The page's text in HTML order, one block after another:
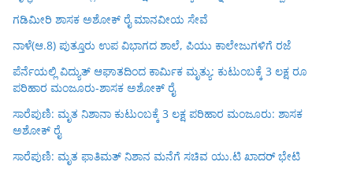
ಗಡಿಮೀರಿ ಶಾಸಕ ಅಶೋಕ್ ರೈ ಮಾನವೀಯ ಸೇವೆ
ನಾಳೆ(ಆ.8) ಪುತ್ತೂರು ಉಪ ವಿಭಾಗದ ಶಾಲೆ, ಪಿಯು ಕಾಲೇಜುಗಳಿಗೆ ರಜೆ
ಪೆರ್ನೆಯಲ್ಲಿ ವಿದ್ಯುತ್ ಆಘಾತದಿಂದ ಕಾರ್ಮಿಕ ಮೃತ್ಯು: ಕುಟುಂಬಕ್ಕೆ 3 ಲಕ್ಷ ರೂ
ಪರಿಹಾರ ಮಂಜೂರು-ಶಾಸಕ ಅಶೋಕ್ ರೈ
ಸಾರೆಪುಣಿ: ಮೃತ ನಿಶಾನಾ ಕುಟುಂಬಕ್ಕೆ 3 ಲಕ್ಷ ಪರಿಹಾರ ಮಂಜೂರು: ಶಾಸಕ
ಅಶೋಕ್ ರೈ
ಸಾರೆಪುಣಿ: ಮೃತ ಫಾತಿಮತ್ ನಿಶಾನ ಮನೆಗೆ ಸಚಿವ ಯು.ಟಿ ಖಾದರ್ ಭೇಟಿ